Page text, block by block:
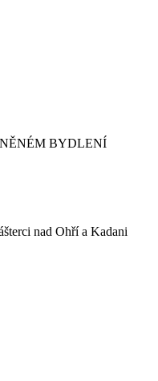
BYDLENÍ
nad Ohří a Kadani